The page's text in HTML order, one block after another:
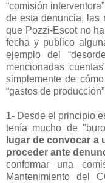
“comisión
de esta denuncia, las
que Pozzi-Escot no
fecha y publico
ejemplo del
mencionadas
simplemente de
“gastos de
1- Desde el principio
tenía mucho de
lugar de convocar a
proceder ante
conformar una
Mantenimiento del